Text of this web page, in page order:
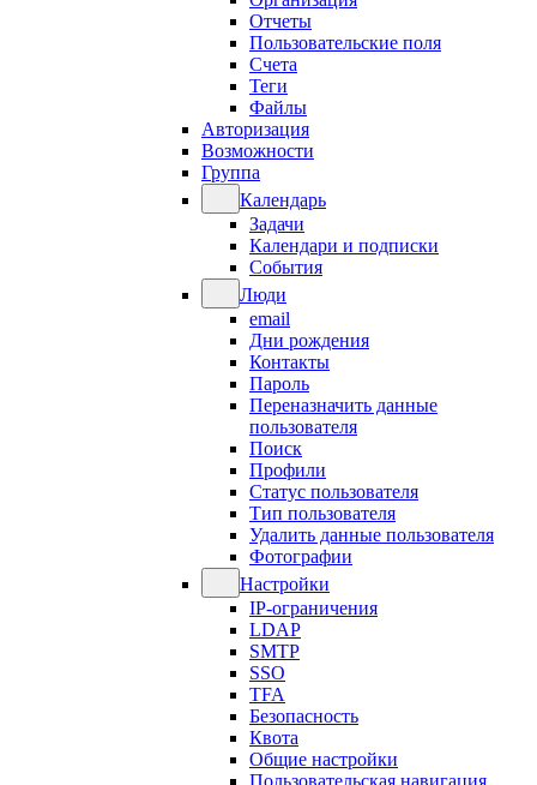
Отчеты
Пользовательские поля
Счета
Теги
Файлы
Авторизация
Возможности
Группа
Календарь
Задачи
Календари и подписки
События
Люди
email
Дни рождения
Контакты
Пароль
Переназначить данные
пользователя
Поиск
Профили
Статус пользователя
Тип пользователя
Удалить данные пользователя
Фотографии
Настройки
IP-ограничения
LDAP
SMTP
SSO
TFA
Безопасность
Квота
Общие настройки
Пользовательская навигация